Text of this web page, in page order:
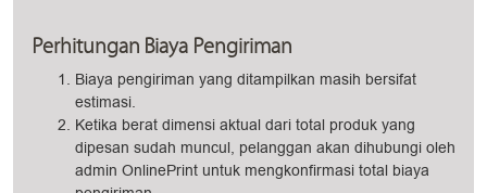
Perhitungan Biaya Pengiriman
Biaya pengiriman yang ditampilkan masih bersifat
estimasi.
Ketika berat dimensi aktual dari total produk yang
dipesan sudah muncul, pelanggan akan dihubungi oleh
admin OnlinePrint untuk mengkonfirmasi total biaya